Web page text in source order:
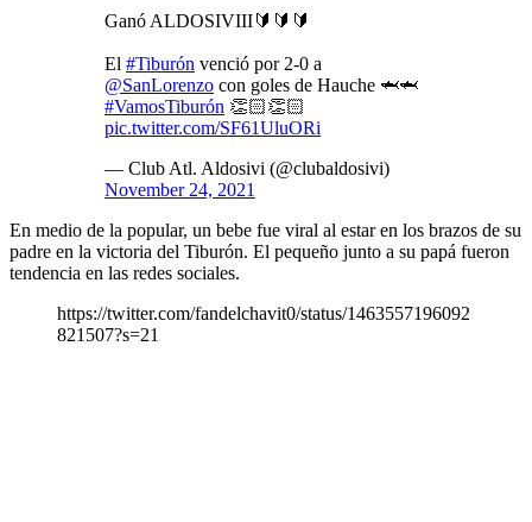
Ganó ALDOSIVIII🔰🔰🔰
El #Tiburón venció por 2-0 a
@SanLorenzo con goles de Hauche 🦈🦈
#VamosTiburón 👏🏻👏🏻
pic.twitter.com/SF61UluORi
— Club Atl. Aldosivi (@clubaldosivi)
November 24, 2021
En medio de la popular, un bebe fue viral al estar en los brazos de su
padre en la victoria del Tiburón. El pequeño junto a su papá fueron
tendencia en las redes sociales.
https://twitter.com/fandelchavit0/status/1463557196092
821507?s=21